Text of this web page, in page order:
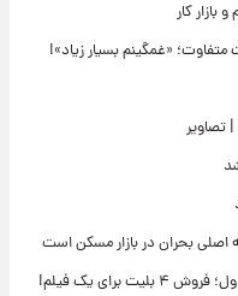
بازار کار
«غمگینم بسیار زیاد»!
تصاویر
اصلی بحران در بازار مسکن است
یک فیلم!